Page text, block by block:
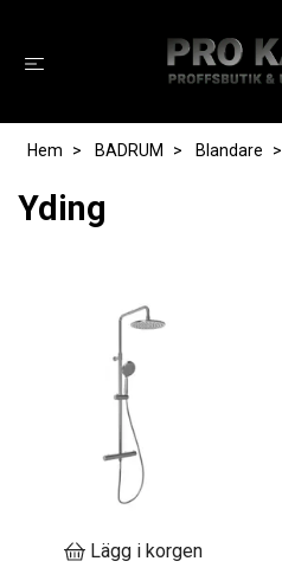
Hem BADRUM Blandare
Yding
Lägg i korgen